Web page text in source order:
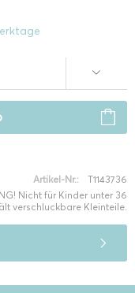
Artikel-Nr.:
T1143736
Nicht für Kinder unter 36
verschluckbare Kleinteile.